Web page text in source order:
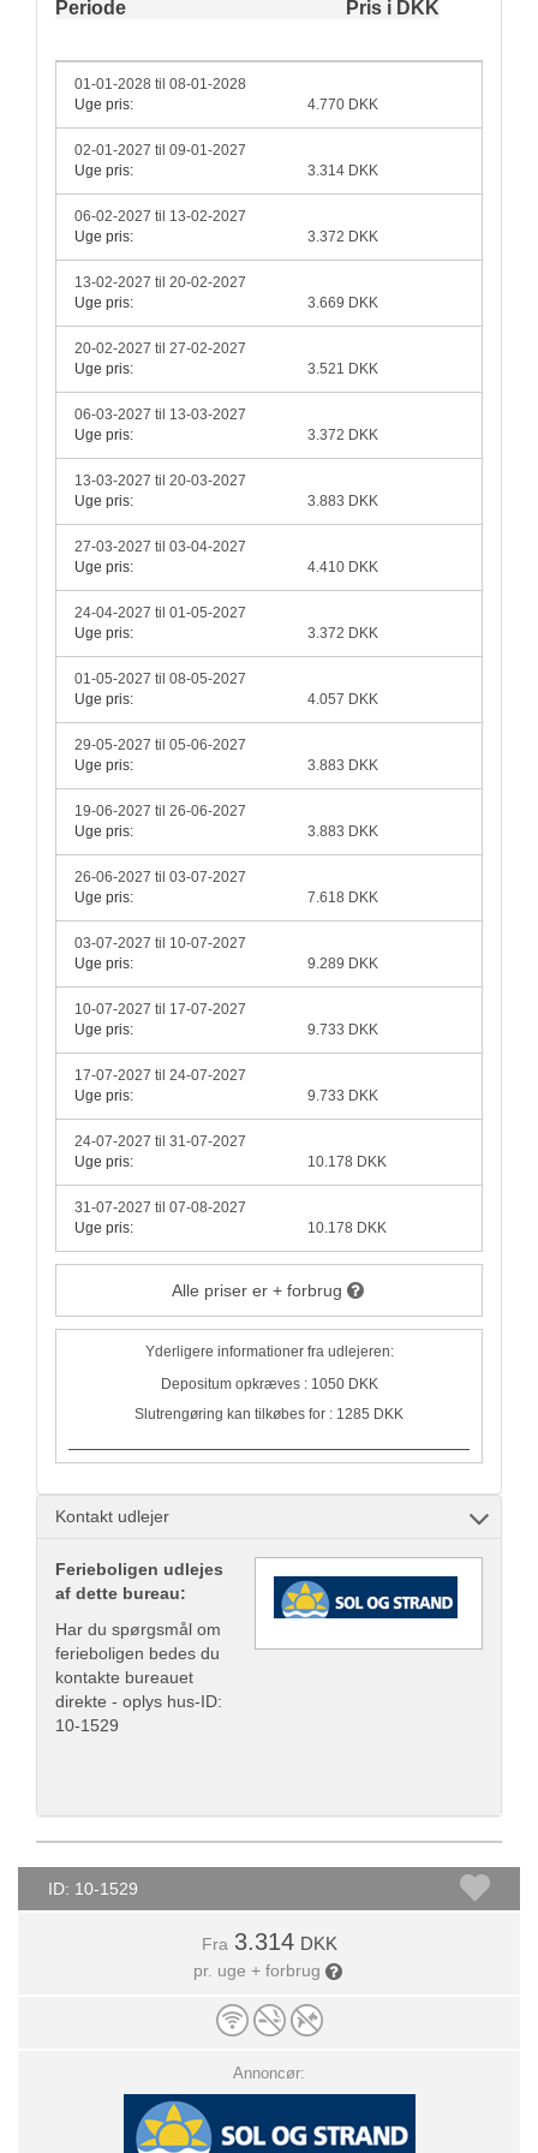
Periode Pris i DKK
01-01-2028 til 08-01-2028
Uge pris:
4.770 DKK
02-01-2027 til 09-01-2027
Uge pris:
3.314 DKK
06-02-2027 til 13-02-2027
Uge pris:
3.372 DKK
13-02-2027 til 20-02-2027
Uge pris:
3.669 DKK
20-02-2027 til 27-02-2027
Uge pris:
3.521 DKK
06-03-2027 til 13-03-2027
Uge pris:
3.372 DKK
13-03-2027 til 20-03-2027
Uge pris:
3.883 DKK
27-03-2027 til 03-04-2027
Uge pris:
4.410 DKK
24-04-2027 til 01-05-2027
Uge pris:
3.372 DKK
01-05-2027 til 08-05-2027
Uge pris:
4.057 DKK
29-05-2027 til 05-06-2027
Uge pris:
3.883 DKK
19-06-2027 til 26-06-2027
Uge pris:
3.883 DKK
26-06-2027 til 03-07-2027
Uge pris:
7.618 DKK
03-07-2027 til 10-07-2027
Uge pris:
9.289 DKK
10-07-2027 til 17-07-2027
Uge pris:
9.733 DKK
17-07-2027 til 24-07-2027
Uge pris:
9.733 DKK
24-07-2027 til 31-07-2027
Uge pris:
10.178 DKK
31-07-2027 til 07-08-2027
Uge pris:
10.178 DKK
Alle priser er + forbrug
Yderligere informationer fra udlejeren:
Depositum opkræves : 1050 DKK
Slutrengøring kan tilkøbes for : 1285 DKK
Kontakt udlejer
Ferieboligen udlejes
af dette bureau:
Har du spørgsmål om
ferieboligen bedes du
kontakte bureauet
direkte - oplys hus-ID:
10-1529
ID: 10-1529
Fra 3.314 DKK
pr. uge + forbrug
Annoncør: